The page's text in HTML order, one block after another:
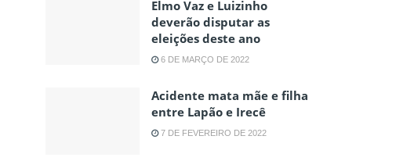
Elmo Vaz e Luizinho
deverão disputar as
eleições deste ano
6 DE MARÇO DE 2022
Acidente mata mãe e filha
entre Lapão e Irecê
7 DE FEVEREIRO DE 2022